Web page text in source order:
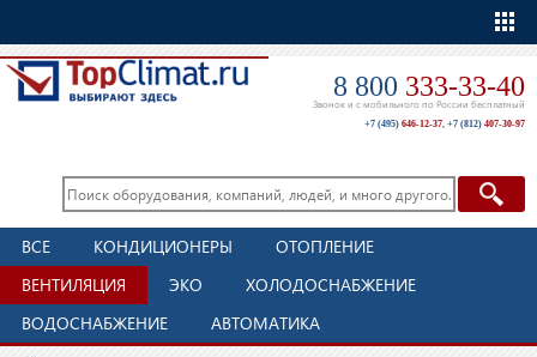
8 800 333-33-40
Звонок и с мобильного по России бесплатный
+7 (495) 646-12-37, +7 (812) 407-30-97
ВСЕ КОНДИЦИОНЕРЫ
ОТОПЛЕНИЕ
ВЕНТИЛЯЦИЯ
ЭКО
ХОЛОДОСНАБЖЕНИЕ
ВОДОСНАБЖЕНИЕ
АВТОМАТИКА